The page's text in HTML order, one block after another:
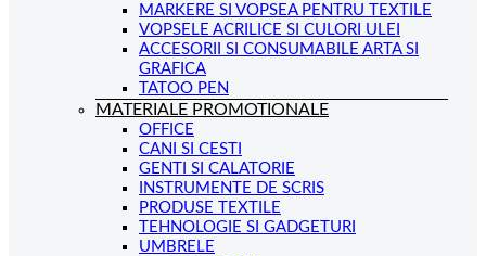
MARKERE SI VOPSEA PENTRU TEXTILE
VOPSELE ACRILICE SI CULORI ULEI
ACCESORII SI CONSUMABILE ARTA SI
GRAFICA
TATOO PEN
MATERIALE PROMOTIONALE
OFFICE
CANI SI CESTI
GENTI SI CALATORIE
INSTRUMENTE DE SCRIS
PRODUSE TEXTILE
TEHNOLOGIE SI GADGETURI
UMBRELE